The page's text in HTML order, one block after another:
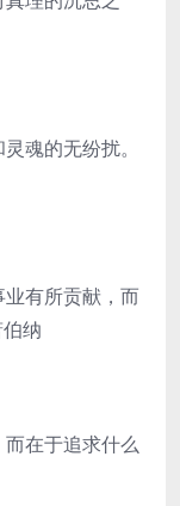
魂的无纷扰。
有所贡献，而
纳
在于追求什么